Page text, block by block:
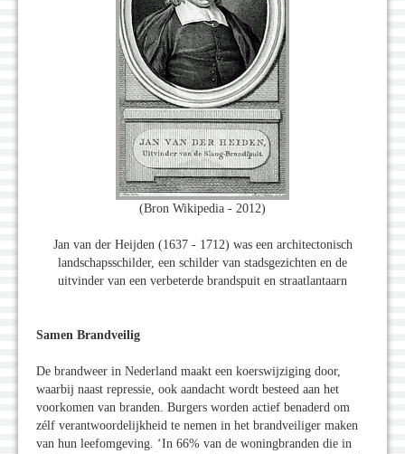
(Bron Wikipedia - 2012)
Jan van der Heijden (1637 - 1712) was een architectonisch
landschapsschilder, een schilder van stadsgezichten en de
uitvinder van een verbeterde brandspuit en straatlantaarn
Samen Brandveilig
De brandweer in Nederland maakt een koerswijziging door,
waarbij naast repressie, ook aandacht wordt besteed aan het
voorkomen van branden. Burgers worden actief benaderd om
zélf verantwoordelijkheid te nemen in het brandveiliger maken
van hun leefomgeving. ‘In 66% van de woningbranden die in